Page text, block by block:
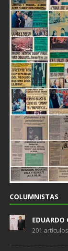
COLUMNISTAS
EDUARDO
201